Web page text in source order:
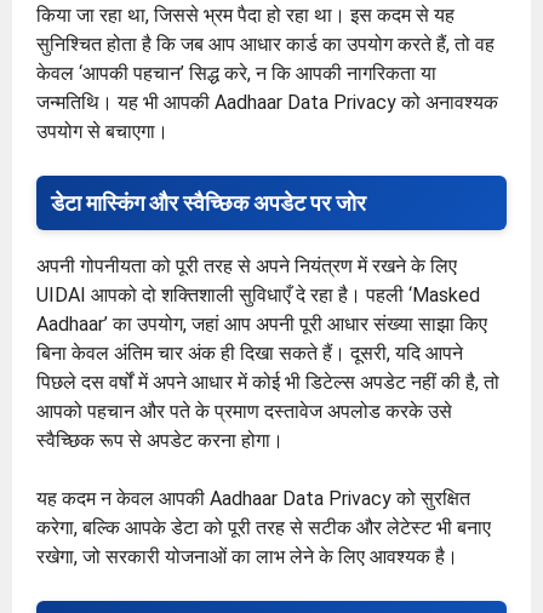
किया जा रहा था, जिससे भ्रम पैदा हो रहा था। इस कदम से यह
सुनिश्चित होता है कि जब आप आधार कार्ड का उपयोग करते हैं, तो वह
केवल ‘आपकी पहचान’ सिद्ध करे, न कि आपकी नागरिकता या
जन्मतिथि। यह भी आपकी Aadhaar Data Privacy को अनावश्यक
उपयोग से बचाएगा।
डेटा मास्किंग और स्वैच्छिक अपडेट पर जोर
अपनी गोपनीयता को पूरी तरह से अपने नियंत्रण में रखने के लिए
UIDAI आपको दो शक्तिशाली सुविधाएँ दे रहा है। पहली ‘Masked
Aadhaar’ का उपयोग, जहां आप अपनी पूरी आधार संख्या साझा किए
बिना केवल अंतिम चार अंक ही दिखा सकते हैं। दूसरी, यदि आपने
पिछले दस वर्षों में अपने आधार में कोई भी डिटेल्स अपडेट नहीं की है, तो
आपको पहचान और पते के प्रमाण दस्तावेज अपलोड करके उसे
स्वैच्छिक रूप से अपडेट करना होगा।
यह कदम न केवल आपकी Aadhaar Data Privacy को सुरक्षित
करेगा, बल्कि आपके डेटा को पूरी तरह से सटीक और लेटेस्ट भी बनाए
रखेगा, जो सरकारी योजनाओं का लाभ लेने के लिए आवश्यक है।